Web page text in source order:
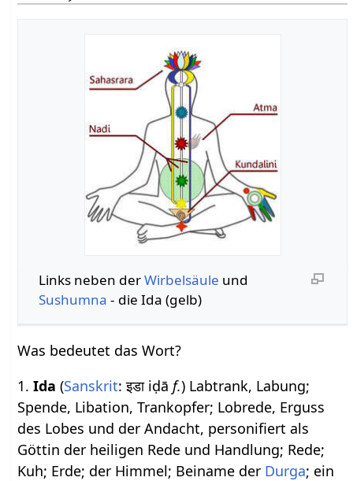
Links neben derWirbelsäule und
Sushumna - die Ida (gelb)
Was bedeutet das Wort?
1.Ida (Sanskrit: इडा iḍāf.) Labtrank, Labung;
Spende, Libation, Trankopfer; Lobrede, Erguss
des Lobes und der Andacht, personifiert als
Göttin der heiligen Rede und Handlung; Rede;
Kuh; Erde; der Himmel; Beiname der Durga; ein